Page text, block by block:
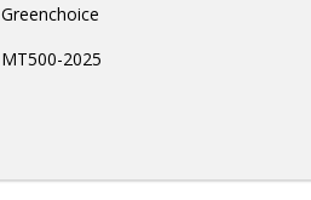
Greenchoice
MT500-2025